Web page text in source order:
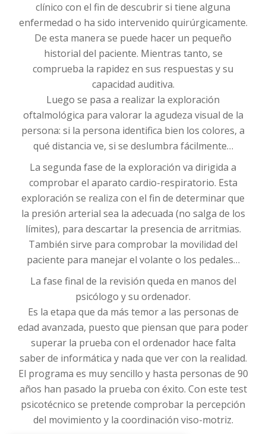
clínico con el fin de descubrir si tiene alguna
enfermedad o ha sido intervenido quirúrgicamente.
De esta manera se puede hacer un pequeño
historial del paciente. Mientras tanto, se
comprueba la rapidez en sus respuestas y su
capacidad auditiva.
Luego se pasa a realizar la exploración
oftalmológica para valorar la agudeza visual de la
persona: si la persona identifica bien los colores, a
qué distancia ve, si se deslumbra fácilmente…
La segunda fase de la exploración va dirigida a
comprobar el aparato cardio-respiratorio. Esta
exploración se realiza con el fin de determinar que
la presión arterial sea la adecuada (no salga de los
límites), para descartar la presencia de arritmias.
También sirve para comprobar la movilidad del
paciente para manejar el volante o los pedales…
La fase final de la revisión queda en manos del
psicólogo y su ordenador.
Es la etapa que da más temor a las personas de
edad avanzada, puesto que piensan que para poder
superar la prueba con el ordenador hace falta
saber de informática y nada que ver con la realidad.
El programa es muy sencillo y hasta personas de 90
años han pasado la prueba con éxito. Con este test
psicotécnico se pretende comprobar la percepción
del movimiento y la coordinación viso-motriz.